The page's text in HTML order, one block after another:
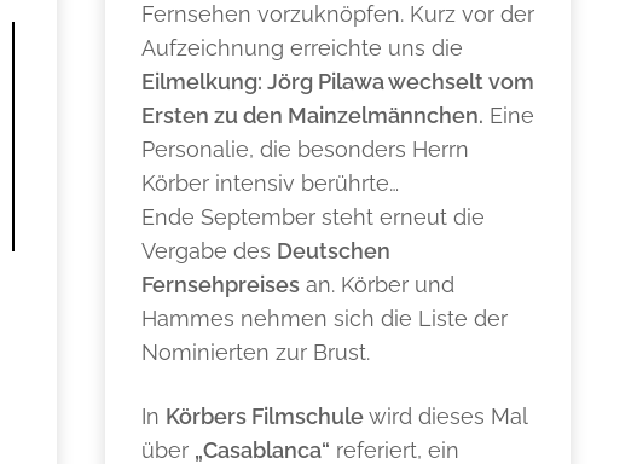
Fernsehen vorzuknöpfen. Kurz vor der
Aufzeichnung erreichte uns die
Eilmelkung: Jörg Pilawa wechselt vom
Ersten zu den Mainzelmännchen. Eine
Personalie, die besonders Herrn
Körber intensiv berührte…
Ende September steht erneut die
Vergabe des Deutschen
Fernsehpreisesan. Körber und
Hammes nehmen sich die Liste der
Nominierten zur Brust.
In Körbers Filmschulewird dieses Mal
über „Casablanca“ referiert, ein